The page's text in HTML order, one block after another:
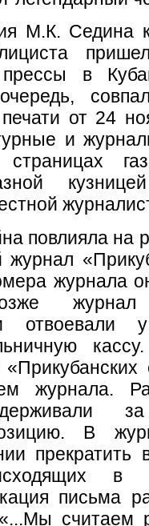
М.К. Седина
в
от 24
и
повлияла на
журнал
журнала
отвоевали
журнала.
В
прекратить
в
письма
считаем